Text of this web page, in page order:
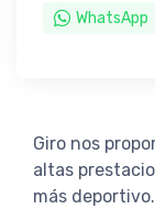
WhatsApp
Giro nos
altas
más